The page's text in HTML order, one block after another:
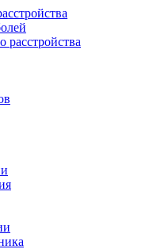
расстройства